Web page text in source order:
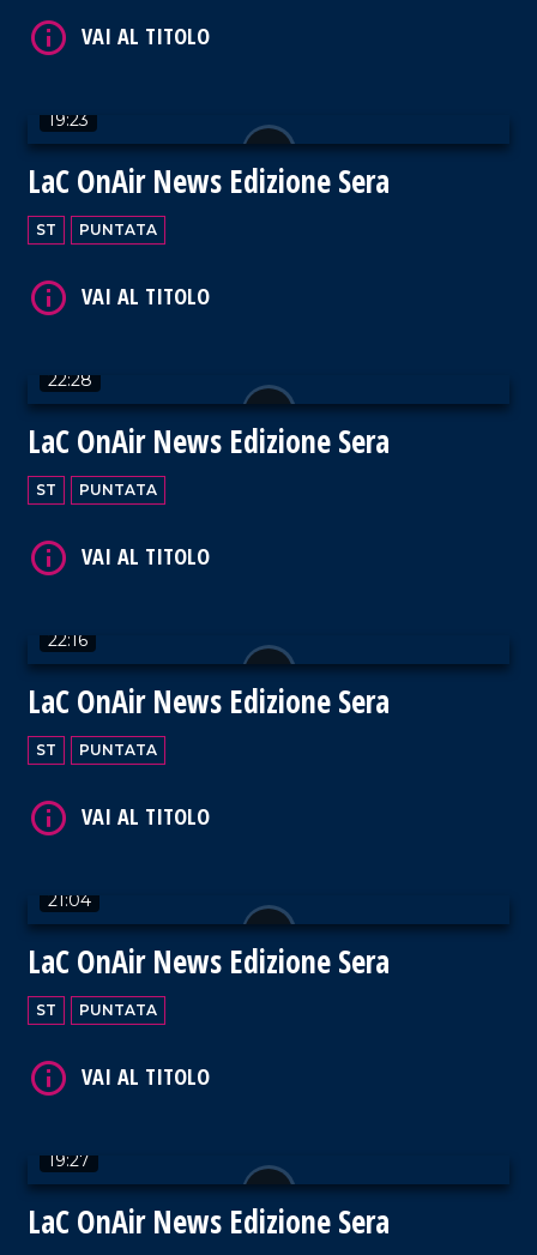
19:23
LaC OnAir News Edizione Sera
ST PUNTATA
22:28
LaC OnAir News Edizione Sera
ST PUNTATA
22:16
LaC OnAir News Edizione Sera
ST PUNTATA
21:04
LaC OnAir News Edizione Sera
ST PUNTATA
19:27
LaC OnAir News Edizione Sera
VAI AL TITOLO
VAI AL TITOLO
VAI AL TITOLO
VAI AL TITOLO
VAI AL TITOLO